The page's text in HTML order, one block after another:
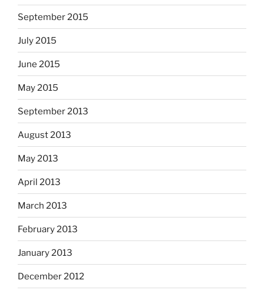
September 2015
July 2015
June 2015
May 2015
September 2013
August 2013
May 2013
April 2013
March 2013
February 2013
January 2013
December 2012